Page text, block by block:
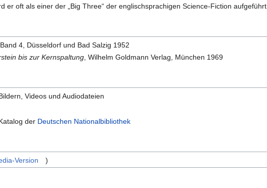
er oft als einer der „Big Three“ der englischsprachigen Science-Fiction aufgeführt.
4, Düsseldorf und Bad Salzig 1952
bis zur Kernspaltung , Wilhelm Goldmann Verlag, München 1969
Videos und Audiodateien
der Deutschen Nationalbibliothek
Version )